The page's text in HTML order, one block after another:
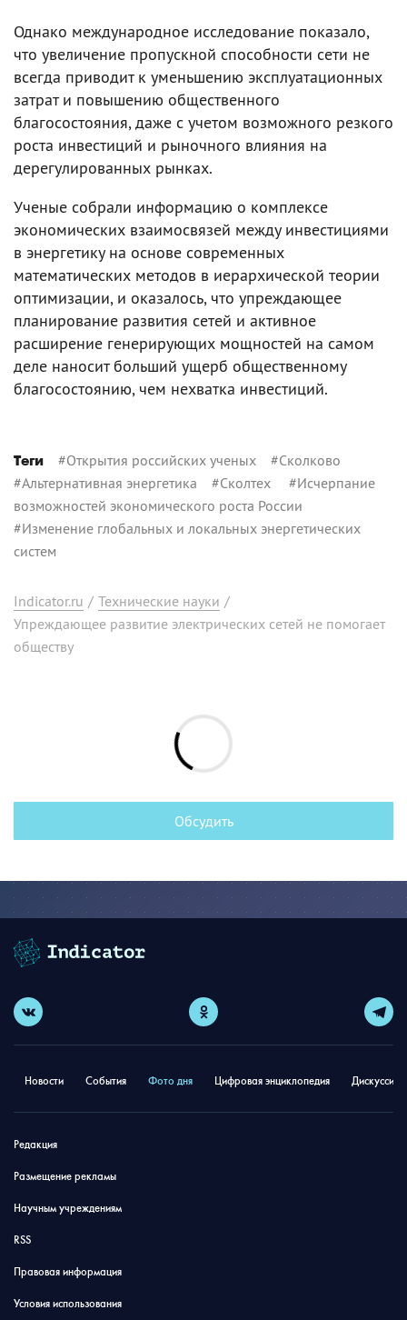
Однако международное исследование показало,
что увеличение пропускной способности сети не
всегда приводит к уменьшению эксплуатационных
затрат и повышению общественного
благосостояния, даже с учетом возможного резкого
роста инвестиций и рыночного влияния на
дерегулированных рынках.
Ученые собрали информацию о комплексе
экономических взаимосвязей между инвестициями
в энергетику на основе современных
математических методов в иерархической теории
оптимизации, и оказалось, что упреждающее
планирование развития сетей и активное
расширение генерирующих мощностей на самом
деле наносит больший ущерб общественному
благосостоянию, чем нехватка инвестиций.
Теги #Открытия российских ученых #Сколково
#Альтернативная энергетика #Сколтех #Исчерпание
возможностей экономического роста России
#Изменение глобальных и локальных энергетических
систем
Indicator.ru / Технические науки /
Упреждающее развитие электрических сетей не помогает
обществу
Обсудить
Новости События Фото дня Цифровая энциклопедия
Редакция
Размещение рекламы
Научным учреждениям
RSS
Правовая информация
Условия использования